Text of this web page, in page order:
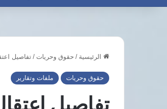
الرئيسية / حقوق وحريات / تفاصيل
حقوق وحريات ملفات وتقارير منصور
يطالب
السيسي
بالثأر